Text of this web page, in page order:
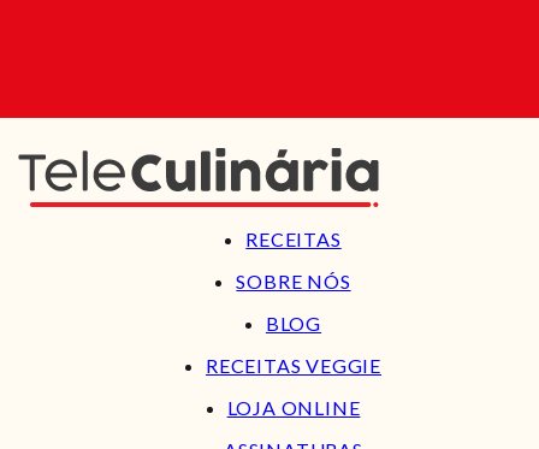
RECEITAS
SOBRE NÓS
BLOG
RECEITAS VEGGIE
LOJA ONLINE